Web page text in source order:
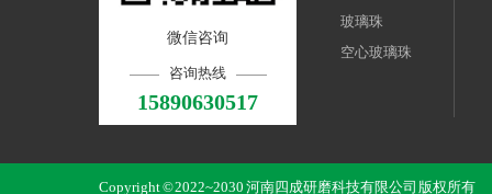
微信咨询
咨询热线
15890630517
玻璃珠
空心玻璃珠
Copyright © 2022~2030 河南四成研磨科技有限公司 版权所